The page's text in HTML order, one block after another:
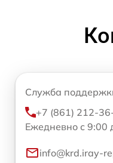
Служба
+7 (861) 212-
Ежедневно с 9:00
info@krd.iray-